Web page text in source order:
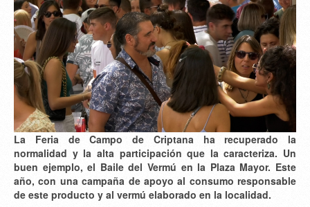
La Feria de Campo de Criptana ha recuperado la
normalidad y la alta participación que la caracteriza. Un
buen ejemplo, el Baile del Vermú en la Plaza Mayor. Este
año, con una campaña de apoyo al consumo responsable
de este producto y al vermú elaborado en la localidad.